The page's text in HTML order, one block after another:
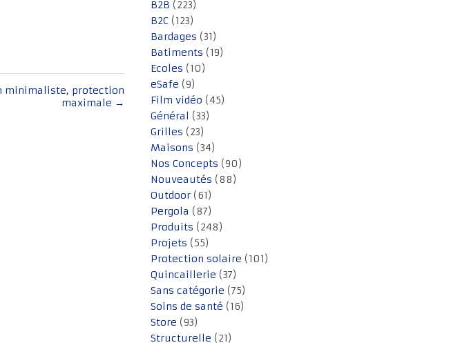
minimaliste, protection
maximale →
B2B (223)
B2C (123)
Bardages (31)
Batiments (19)
Ecoles (10)
eSafe (9)
Film vidéo (45)
Général (33)
Grilles (23)
Maisons (34)
Nos Concepts (90)
Nouveautés (88)
Outdoor (61)
Pergola (87)
Produits (248)
Projets (55)
Protection solaire (101)
Quincaillerie (37)
Sans catégorie (75)
Soins de santé (16)
Store (93)
Structurelle (21)